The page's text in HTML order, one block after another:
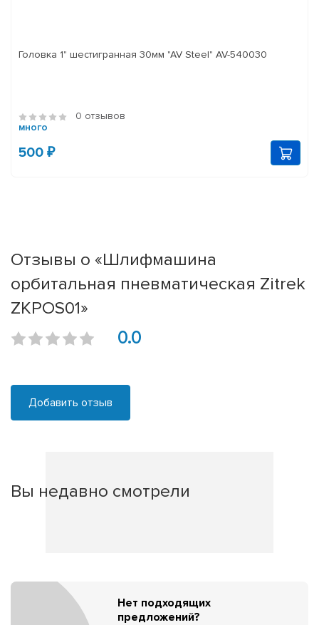
Головка 1" шестигранная 30мм "AV Steel" AV-540030
0 отзывов
много
500 ₽
Отзывы о «Шлифмашина
орбитальная пневматическая Zitrek
ZKPOS01»
0.0
Добавить отзыв
Вы недавно смотрели
Нет подходящих
предложений?